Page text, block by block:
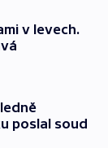
v levech.
poslal soud